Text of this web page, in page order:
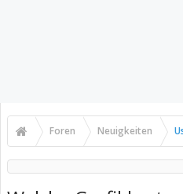
Foren Neuigkeiten